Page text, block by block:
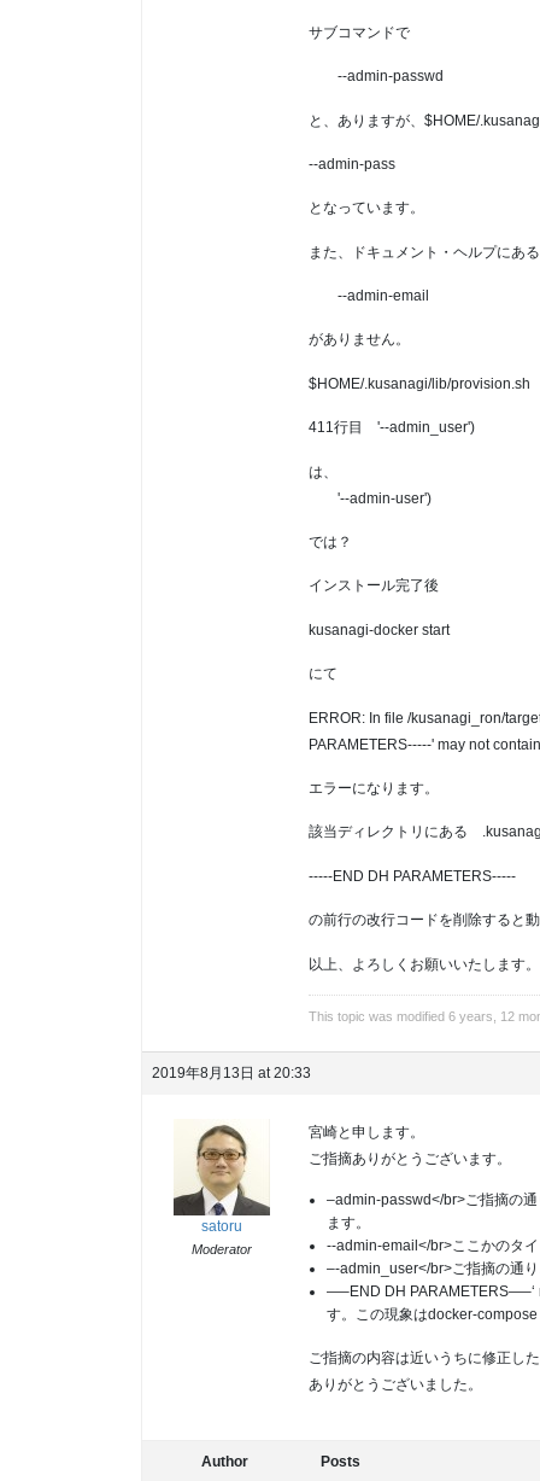
サブコマンドで
--admin-passwd
と、ありますが、$HOME/
--admin-pass
となっています。
また、ドキュメント・ヘルプにある
--admin-email
がありません。
$HOME/.kusanagi/lib/provision.sh
411行目 '--admin_user')
は、
'--admin-user')
では？
インストール完了後
kusanagi-docker start
にて
ERROR: In file /kusanagi_ron/
PARAMETERS-----' may not
エラーになります。
該当ディレクトリにある
-----END DH PARAMETERS-----
の前行の改行コードを削除すると動
以上、よろしくお願いいたします。
This topic was modified 6 years, 12
2019年8月13日 at 20:33
satoru
Moderator
宮崎と申します。
ご指摘ありがとうございます。
–admin-passwd</br>ご指摘の
ます。
--admin-email</br>ここかのタ
–-admin_user</br>ご指摘の通
—–END DH PARAMETERS—–‘
す。この現象はdocker-
ご指摘の内容は近いうちに修正し
ありがとうございました。
Author Posts